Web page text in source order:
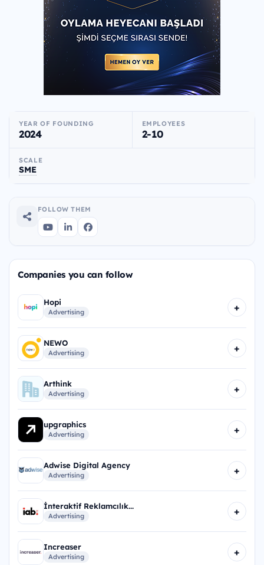
YEAR OF FOUNDING
2024
EMPLOYEES
2-10
SCALE
SME
FOLLOW THEM
Companies you can follow
Hopi
Advertising +
NEWO
Advertising +
Arthink
Advertising +
upgraphics
Advertising +
Adwise Digital Agency
Advertising +
İnteraktif Reklamcılık...
Advertising +
Increaser
Advertising +